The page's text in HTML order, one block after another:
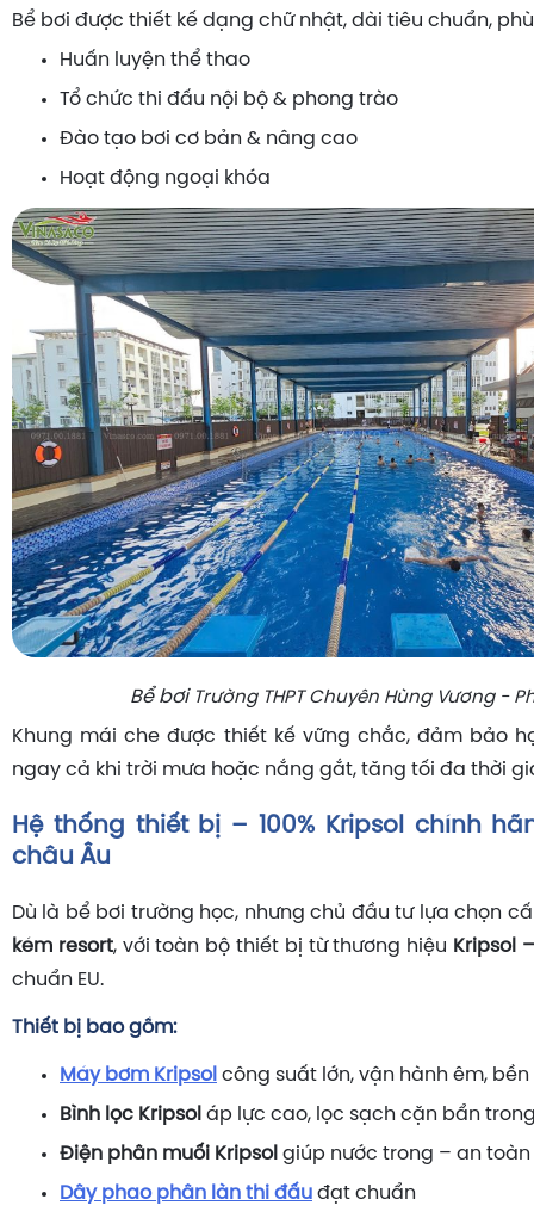
Bể bơi được thiết kế dạng chữ nhật, dài tiêu chuẩn,
Huấn luyện thể thao
Tổ chức thi đấu nội bộ & phong trào
Đào tạo bơi cơ bản & nâng cao
Hoạt động ngoại khóa
Bể bơi Trường THPT Chuyên Hùng Vương -
Khung mái che được thiết kế vững chắc, đảm bảo
ngay cả khi trời mưa hoặc nắng gắt, tăng tối đa thời
Hệ thống thiết bị – 100% Kripsol chính
châu Âu
Dù là bể bơi trường học, nhưng chủ đầu tư lựa chọn
kém resort, với toàn bộ thiết bị từ thương hiệu Kripsol
chuẩn EU.
Thiết bị bao gồm:
Máy bơm Kripsol công suất lớn, vận hành êm, bền
Bình lọc Kripsol áp lực cao, lọc sạch cặn bẩn
Điện phân muối Kripsol giúp nước trong – an
Dây phao phân làn thi đấu đạt chuẩn